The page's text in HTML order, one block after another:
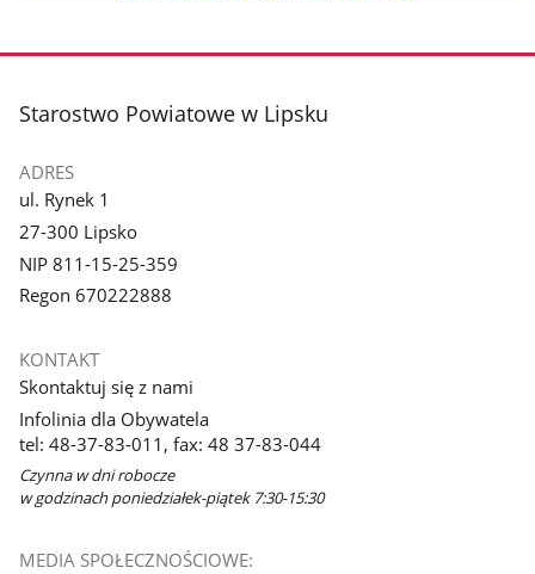
stopka
Starostwo Powiatowe w Lipsku
ADRES
ul. Rynek 1
27-300 Lipsko
NIP 811-15-25-359
Regon 670222888
KONTAKT
Skontaktuj się z nami
Infolinia dla Obywatela
tel: 48-37-83-011, fax: 48 37-83-044
Czynna w dni robocze
w godzinach poniedziałek-piątek 7:30-15:30
MEDIA SPOŁECZNOŚCIOWE: